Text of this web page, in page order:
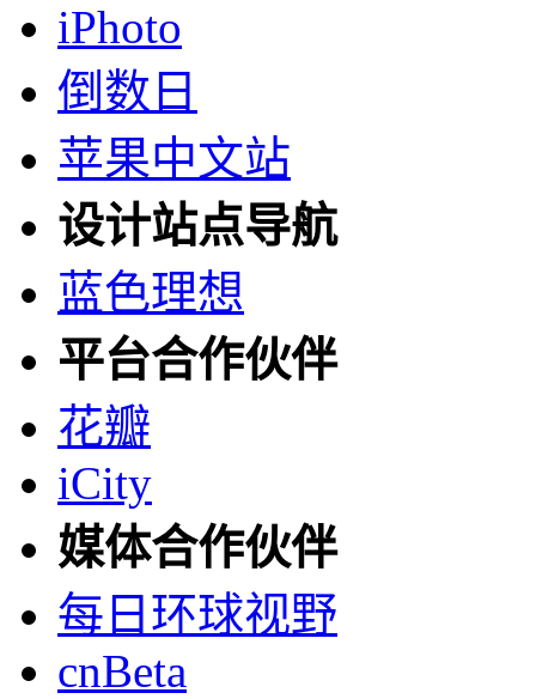
iPhoto
倒数日
苹果中文站
设计站点导航
蓝色理想
平台合作伙伴
花瓣
iCity
媒体合作伙伴
每日环球视野
cnBeta